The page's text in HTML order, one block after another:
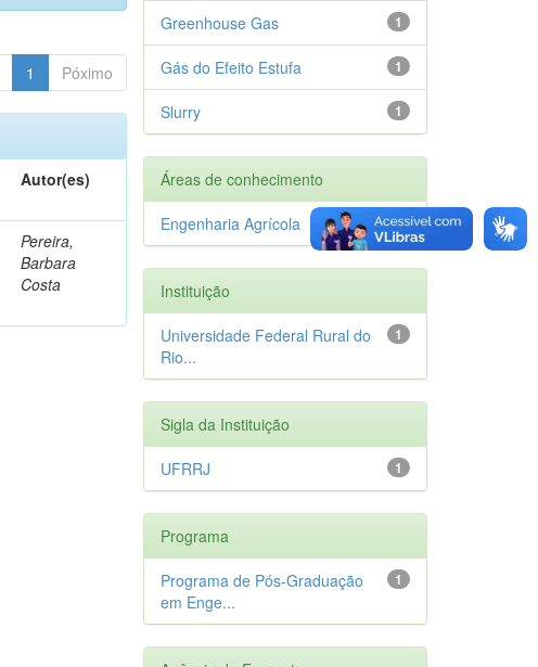
1 Póximo
Autor(es)
Pereira,
Barbara
Costa
1
Greenhouse Gas
1
Gás do Efeito Estufa
1
Slurry
Áreas de conhecimento
1
Engenharia Agrícola
Instituição
1
Universidade Federal Rural do
Rio...
Sigla da Instituição
1
UFRRJ
Programa
1
Programa de Pós-Graduação
em Enge...